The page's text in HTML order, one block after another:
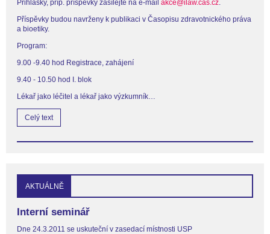
Přihlášky, příp. příspěvky zasílejte na e-mail akce@ilaw.cas.cz.
Příspěvky budou navrženy k publikaci v Časopisu zdravotnického práva
a bioetiky.
Program:
9.00 -9.40 hod Registrace, zahájení
9.40 - 10.50 hod I. blok
Lékař jako léčitel a lékař jako výzkumník…
Celý text
AKTUÁLNĚ
Interní seminář
Dne 24.3.2011 se uskuteční v zasedací místnosti USP